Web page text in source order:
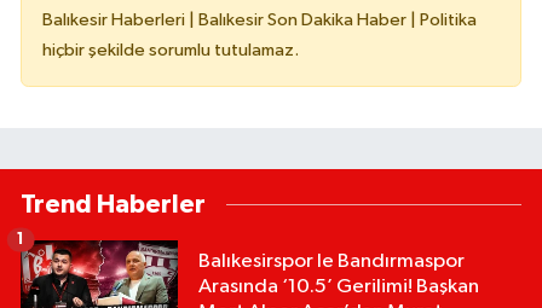
Balıkesir Haberleri | Balıkesir Son Dakika Haber | Politika
hiçbir şekilde sorumlu tutulamaz.
Trend Haberler
Balıkesirspor le Bandırmaspor
Arasında ‘10.5’ Gerilimi! Başkan
1